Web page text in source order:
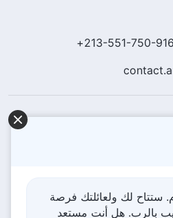
هل تريد دخوله؟
ستتاح لك ولعائلتك فرصة
بالرب. هل أنت مستعد